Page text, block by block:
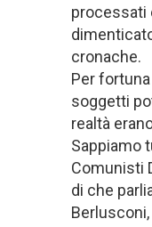
processati
cronache.
Per
soggetti
realtà
Sappiamo
Comunisti
di che